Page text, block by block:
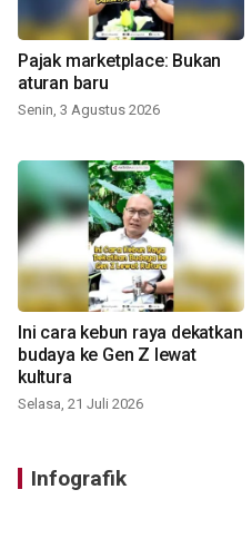
Pajak marketplace: Bukan
aturan baru
Senin, 3 Agustus 2026
Ini cara kebun raya dekatkan
budaya ke Gen Z lewat
kultura
Selasa, 21 Juli 2026
Infografik